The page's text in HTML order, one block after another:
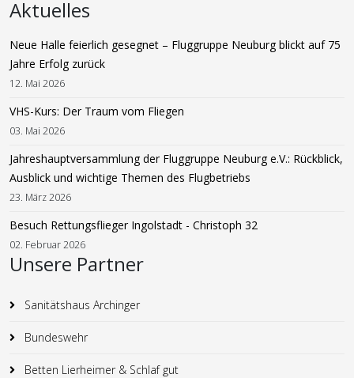
Aktuelles
Neue Halle feierlich gesegnet – Fluggruppe Neuburg blickt auf 75
Jahre Erfolg zurück
12. Mai 2026
VHS-Kurs: Der Traum vom Fliegen
03. Mai 2026
Jahreshauptversammlung der Fluggruppe Neuburg e.V.: Rückblick,
Ausblick und wichtige Themen des Flugbetriebs
23. März 2026
Besuch Rettungsflieger Ingolstadt - Christoph 32
02. Februar 2026
Unsere Partner
Sanitätshaus Archinger
Bundeswehr
Betten Lierheimer & Schlaf gut